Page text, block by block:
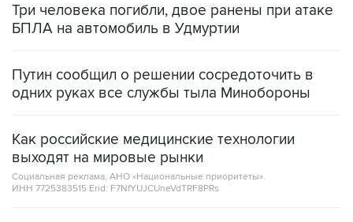
Три человека погибли, двое ранены при атаке
БПЛА на автомобиль в Удмуртии
Путин сообщил о решении сосредоточить в
одних руках все службы тыла Минобороны
Как российские медицинские технологии
выходят на мировые рынки
Социальная реклама, АНО «Национальные приоритеты».
ИНН 7725383515 Erid: F7NfYUJCUneVdTRF8PRs